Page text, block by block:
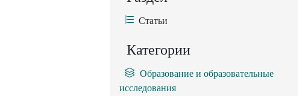
Статьи
Категории
Образование и образовательные
исследования